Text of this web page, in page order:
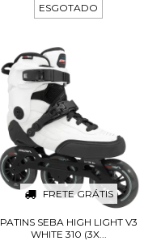
ESGOTADO
FRETE GRÁTIS
PATINS SEBA HIGH LIGHT V3
WHITE 310 (3X...